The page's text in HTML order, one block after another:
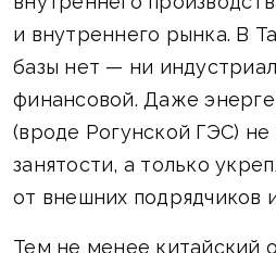
и внутреннего рынка. В
базы нет — ни
финансовой. Даже
(вроде Рогунской ГЭС)
занятости, а только
от внешних подрядчиков
Тем не менее китайский